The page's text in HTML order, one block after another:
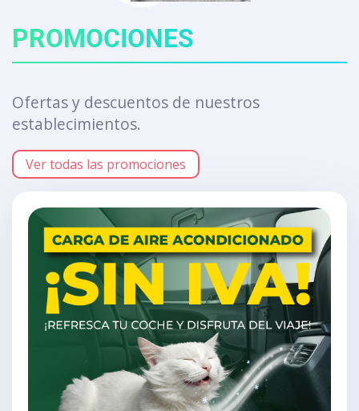
PROMOCIONES
Ofertas y descuentos de nuestros
establecimientos.
Ver todas las promociones